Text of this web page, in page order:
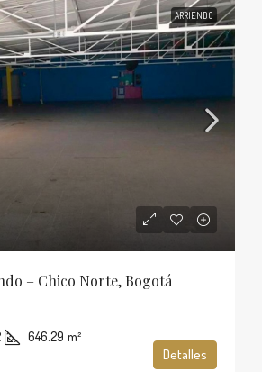
ARRIENDO
– Chico Norte, Bogotá
646.29 m²
Detalles